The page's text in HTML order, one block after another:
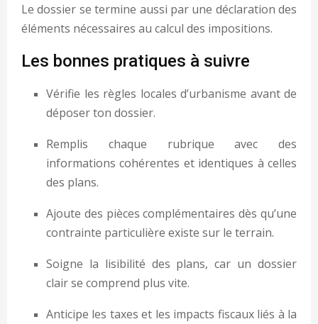
Le dossier se termine aussi par une déclaration des
éléments nécessaires au calcul des impositions.
Les bonnes pratiques à suivre
Vérifie les règles locales d’urbanisme avant de
déposer ton dossier.
Remplis chaque rubrique avec des
informations cohérentes et identiques à celles
des plans.
Ajoute des pièces complémentaires dès qu’une
contrainte particulière existe sur le terrain.
Soigne la lisibilité des plans, car un dossier
clair se comprend plus vite.
Anticipe les taxes et les impacts fiscaux liés à la